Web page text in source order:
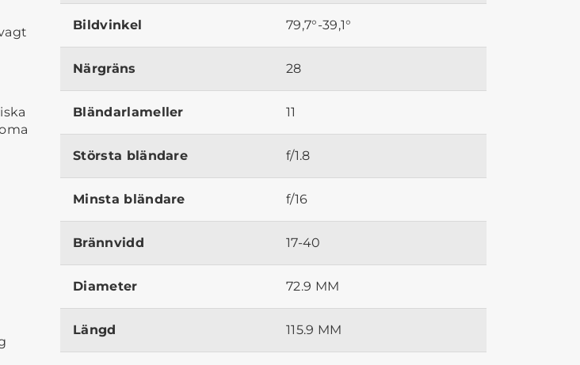
Bildvinkel 79,7°-39,1°
Närgräns 28
Bländarlameller 11
Största bländare f/1.8
Minsta bländare f/16
Brännvidd 17-40
Diameter 72.9 MM
Längd 115.9 MM